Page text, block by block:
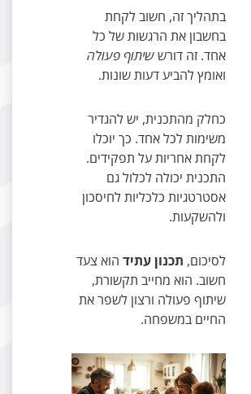
בתהליך זה, חשוב לקחת
בחשבון את הרגשות של כל
אחד. זה דורששיתוף פעולה
ואומץ להביע דעות שונות.
כחלק מהתכנית, יש להגדיר
משימות לכל אחד. כך יוכלו
לקחת אחריות על תפקידים.
התכנית יכולה לכלול גם
אסטרטגיות כלכליות לחיסכון
ולהשקעות.
לסיכום,תכנון עתידהוא צעד
חשוב. הוא מחייב תקשורת,
שיתוף פעולה ורצון לשפר את
החיים במשפחה.